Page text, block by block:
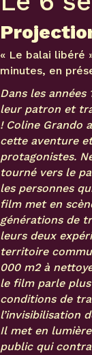
« Le balai libéré
minutes, en
Dans les années
leur patron et
! Coline Grando
cette aventure
protagonistes.
tourné vers le
les personnes
film met en
générations de
leurs deux
territoire
000 m2 à
le film parle
conditions de
l’invisibilisation
Il met en
public qui